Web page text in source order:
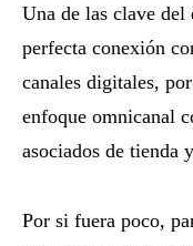
Una de las clave del
perfecta conexión
canales digitales,
enfoque omnicanal
asociados de tienda
Por si fuera poco,